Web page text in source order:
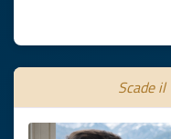
Scade il